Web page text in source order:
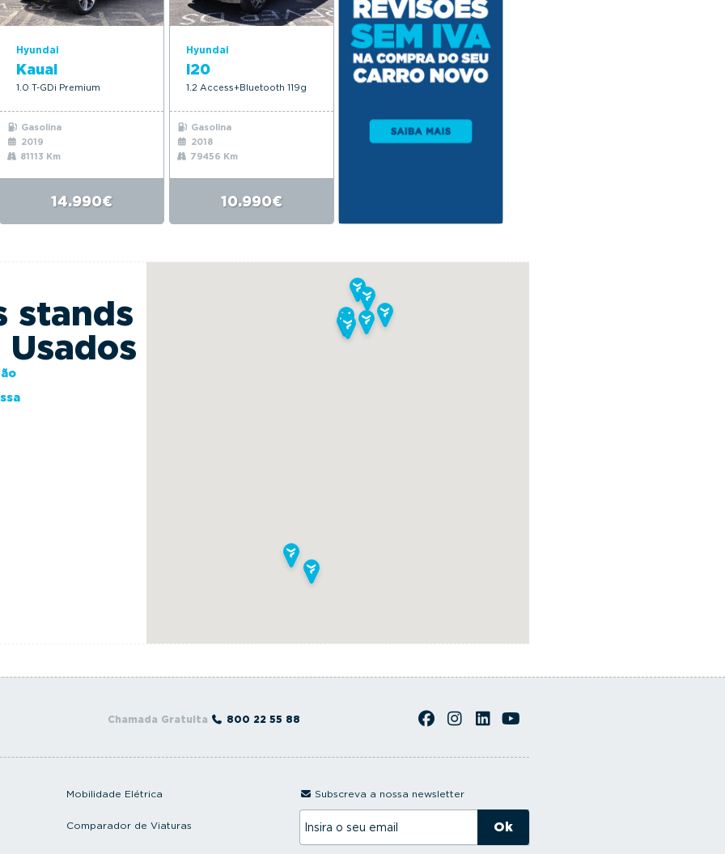
Hyundai
Kauai
1.0 T-GDi Premium
Gasolina
2019
81113 Km
14.990€
Hyundai
i20
1.2 Access+Bluetooth 119g
Gasolina
2018
79456 Km
10.990€
stands
Chamada Gratuita 800 22 55 88
Mobilidade Elétrica
Comparador de Viaturas
Subscreva a nossa newsletter
s